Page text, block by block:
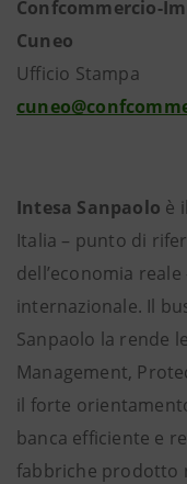
Confcommercio-
Cuneo
Ufficio Stampa
Intesa Sanpaolo è
Italia – punto di
dell’economia
internazionale. Il
Sanpaolo la rende
Management,
il forte
banca efficiente e
fabbriche prodotto